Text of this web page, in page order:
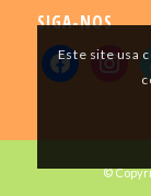
SIGA-NOS
©
Este site usa